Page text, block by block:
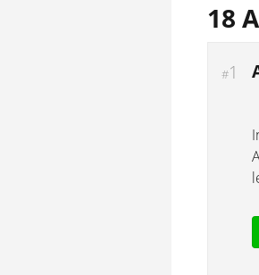
18
#1